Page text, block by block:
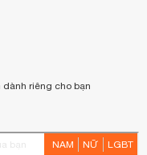
riêng cho bạn
NAM NỮ LGBT